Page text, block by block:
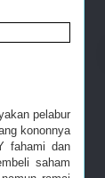
pelabur
kononnya
fahami dan
saham